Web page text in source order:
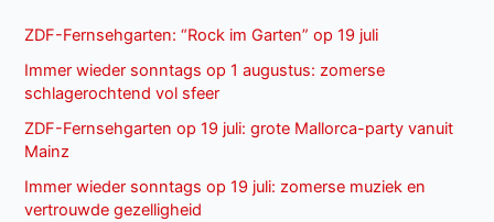
ZDF-Fernsehgarten: “Rock im Garten” op 19 juli
Immer wieder sonntags op 1 augustus: zomerse
schlagerochtend vol sfeer
ZDF-Fernsehgarten op 19 juli: grote Mallorca-party vanuit
Mainz
Immer wieder sonntags op 19 juli: zomerse muziek en
vertrouwde gezelligheid